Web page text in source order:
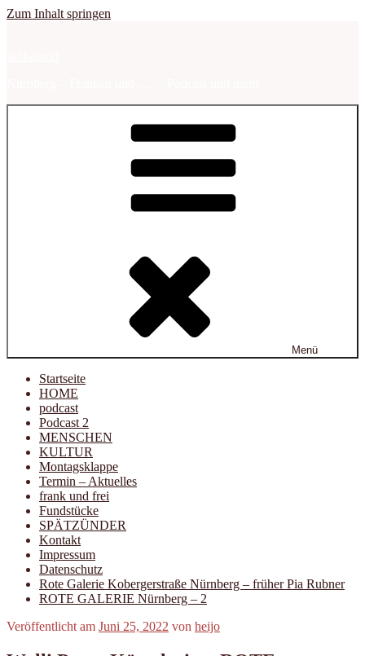
Zum Inhalt springen
Menü
Startseite
HOME
podcast
Podcast 2
MENSCHEN
KULTUR
Montagsklappe
Termin – Aktuelles
frank und frei
Fundstücke
SPÄTZÜNDER
Kontakt
Impressum
Datenschutz
Rote Galerie Kobergerstraße Nürnberg – früher Pia Rubner
ROTE GALERIE Nürnberg – 2
Veröffentlicht am Juni 25, 2022 von heijo